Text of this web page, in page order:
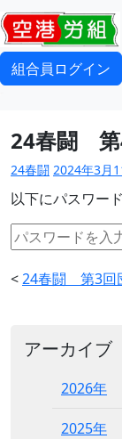
組合員ログイン
アーカイブ
2026年
2025年
24春闘 第
24春闘 2024年3月
以下にパスワー
<24春闘 第3回